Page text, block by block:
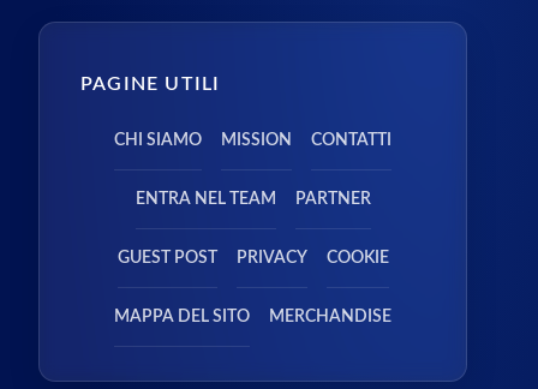
PAGINE UTILI
CHI SIAMO MISSION CONTATTI
ENTRA NEL TEAM PARTNER
GUEST POST PRIVACY COOKIE
MAPPA DEL SITO MERCHANDISE